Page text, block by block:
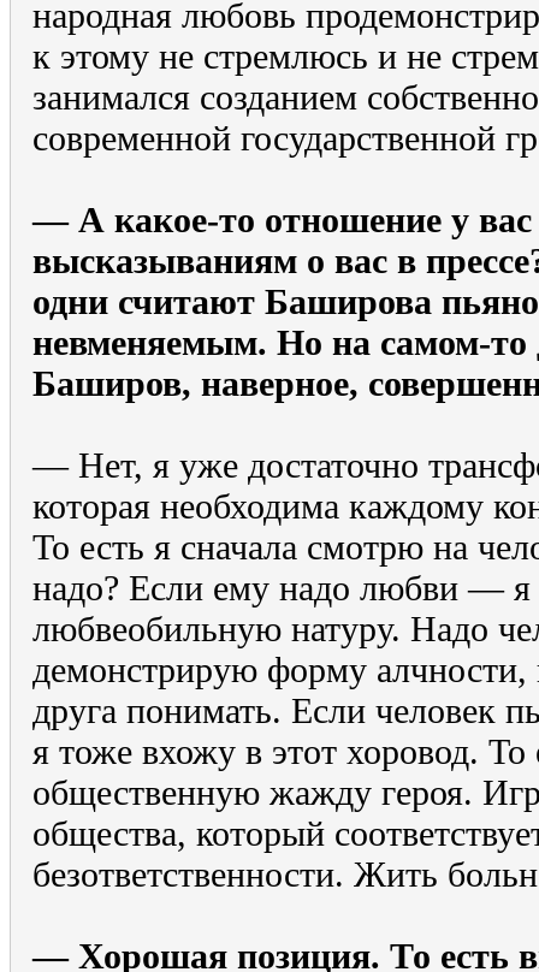
народная любовь
к этому не стремлюсь и не
занимался созданием
современной государственной
— А какое-то отношение у
высказываниям о вас в
одни считают Баширова
невменяемым. Но на самом-то
Баширов, наверное,
— Нет, я уже достаточно
которая необходима каждому
То есть я сначала смотрю на
надо? Если ему надо любви —
любвеобильную натуру. Надо
демонстрирую форму
друга понимать. Если человек
я тоже вхожу в этот хоровод.
общественную жажду героя.
общества, который
безответственности. Жить
— Хорошая позиция. То есть